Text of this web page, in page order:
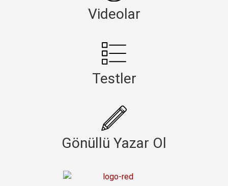
Videolar
Testler
Gönüllü Yazar Ol